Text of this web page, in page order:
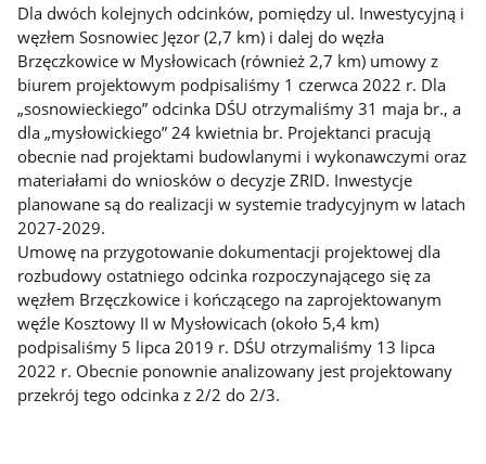
Dla dwóch kolejnych odcinków, pomiędzy ul. Inwestycyjną i
węzłem Sosnowiec Jęzor (2,7 km) i dalej do węzła
Brzęczkowice w Mysłowicach (również 2,7 km) umowy z
biurem projektowym podpisaliśmy 1 czerwca 2022 r. Dla
„sosnowieckiego” odcinka DŚU otrzymaliśmy 31 maja br., a
dla „mysłowickiego” 24 kwietnia br. Projektanci pracują
obecnie nad projektami budowlanymi i wykonawczymi oraz
materiałami do wniosków o decyzje ZRID. Inwestycje
planowane są do realizacji w systemie tradycyjnym w latach
2027-2029.
Umowę na przygotowanie dokumentacji projektowej dla
rozbudowy ostatniego odcinka rozpoczynającego się za
węzłem Brzęczkowice i kończącego na zaprojektowanym
węźle Kosztowy II w Mysłowicach (około 5,4 km)
podpisaliśmy 5 lipca 2019 r. DŚU otrzymaliśmy 13 lipca
2022 r. Obecnie ponownie analizowany jest projektowany
przekrój tego odcinka z 2/2 do 2/3.